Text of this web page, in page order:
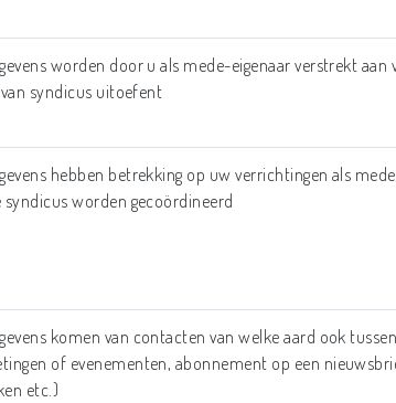
worden door u als mede-eigenaar verstrekt aan
syndicus uitoefent
hebben betrekking op uw verrichtingen als
syndicus worden gecoördineerd
komen van contacten van welke aard ook
of evenementen, abonnement op een
etc.)